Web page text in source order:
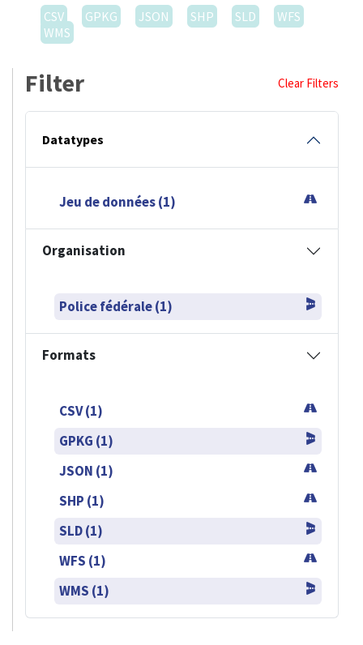
CSV
GPKG JSON SHP SLD
WFS
WMS
Filter Clear Filters
Datatypes
Jeu de données (1)
Organisation
Police fédérale (1)
Formats
CSV (1)
GPKG (1)
JSON (1)
SHP (1)
SLD (1)
WFS (1)
WMS (1)